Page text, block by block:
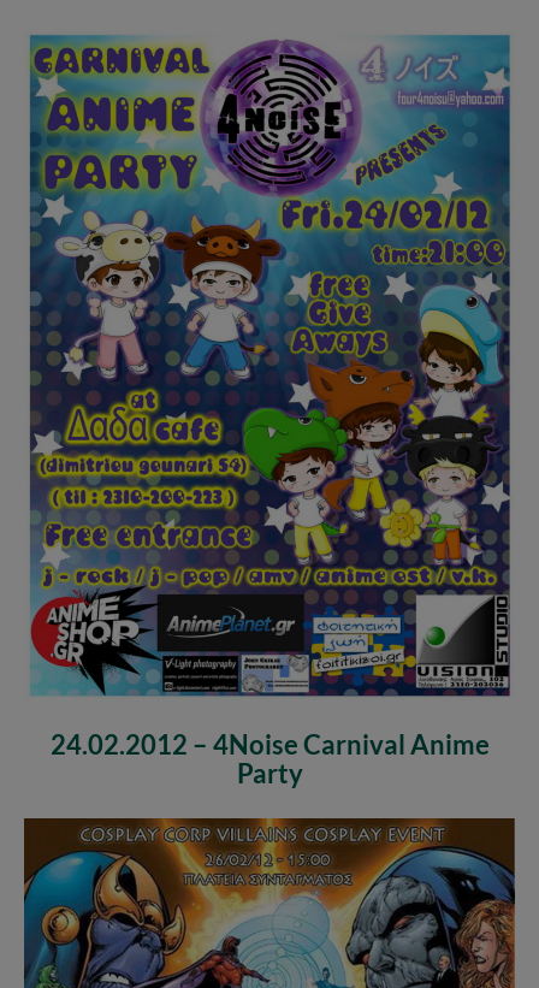
24.02.2012 – 4Noise Carnival Anime
Party